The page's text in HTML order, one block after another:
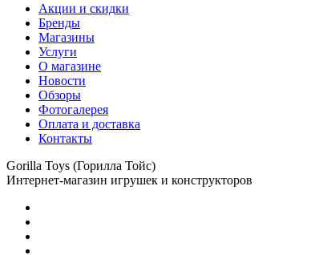
Акции и скидки
Бренды
Магазины
Услуги
О магазине
Новости
Обзоры
Фотогалерея
Оплата и доставка
Контакты
Gorilla Toys (Горилла Тойс)
Интернет-магазин игрушек и конструкторов